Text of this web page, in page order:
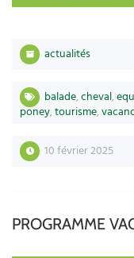
actualités
balade,cheval,
poney,tourisme,
10 février 2025
PROGRAMME